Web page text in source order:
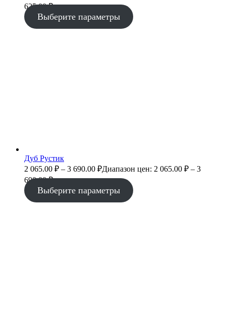
625.00 ₽
Выберите параметры
Дуб Рустик
2 065.00 ₽ – 3 690.00 ₽Диапазон цен: 2 065.00 ₽ – 3
690.00 ₽
Выберите параметры